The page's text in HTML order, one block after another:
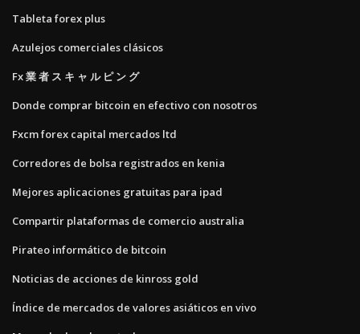
Tableta forex plus
Azulejos comerciales clásicos
Fx 業 者 ス キ ャ ル ピ ン グ
Donde comprar bitcoin en efectivo con nosotros
Fxcm forex capital mercados ltd
Corredores de bolsa registrados en kenia
Mejores aplicaciones gratuitas para ipad
Compartir plataformas de comercio australia
Pirateo informático de bitcoin
Noticias de acciones de kinross gold
Índice de mercados de valores asiáticos en vivo